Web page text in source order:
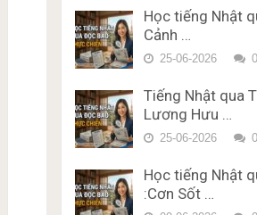
Đề thi trắc nghiệm
bằng lái xe ở Nhật
Phí Karimen 10 câu
Vựng – Chữ Hán Đề
Học tiếng Nhật
Cảnh …
25-06-2026 0
Tiếng Nhật qua
Lương Hưu …
25-06-2026 0
Học tiếng Nhật
:Cơn Sốt …